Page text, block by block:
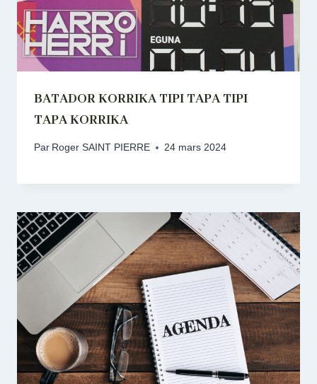
BATADOR KORRIKA TIPI TAPA TIPI
TAPA KORRIKA
Par Roger SAINT PIERRE 24 mars 2024